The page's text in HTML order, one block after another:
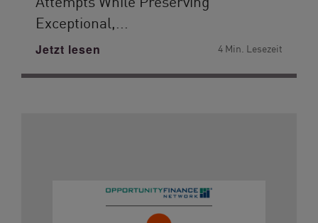
Exceptional,...
Jetzt lesen 4 Min. Lesezeit